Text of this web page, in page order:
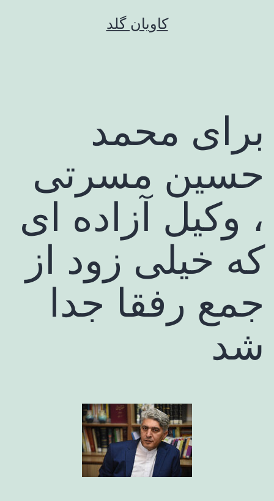
کاویان گلد
برای محمد
حسین مسرتی
، وکیل آزاده ای
که خیلی زود از
جمع رفقا جدا
شد